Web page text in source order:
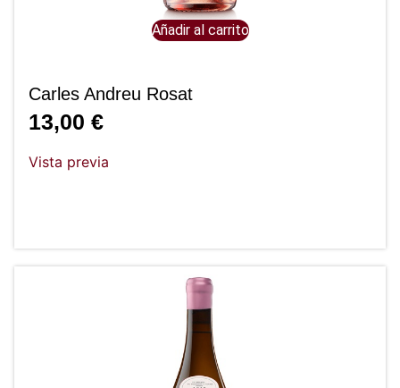
Añadir al carrito
Carles Andreu Rosat
13,00 €
Vista previa